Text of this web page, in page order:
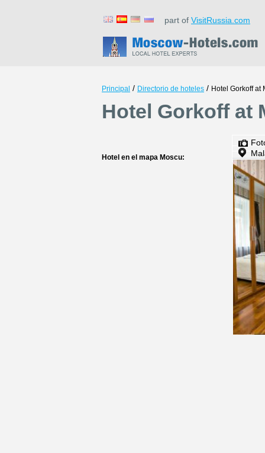
part of VisitRussia.com
Principal / Directorio de hoteles / Hotel Gorkoff at
Hotel Gorkoff at
Hotel en el mapa Moscu: